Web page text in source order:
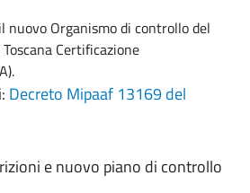
nuovo Organismo di controllo del
Certificazione
Decreto Mipaaf 13169 del
e nuovo piano di controllo